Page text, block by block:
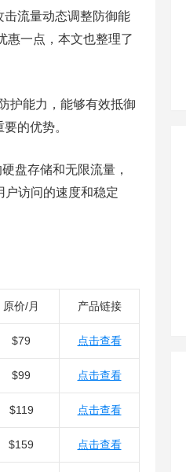
流量动态调整防御能
惠一点，本文也整理了
护能力，能够有效抵御
的优势。
盘存储和无限流量，
访问的速度和稳定
原价/月 产品链接
$79 点击查看
$99 点击查看
$119 点击查看
$159 点击查看